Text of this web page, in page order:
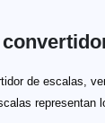
de escalas,
representan